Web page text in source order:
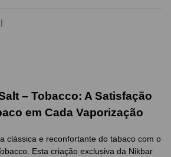
– Tobacco: A Satisfação
em Cada Vaporização
clássica e reconfortante do tabaco com o
Esta criação exclusiva da Nikbar